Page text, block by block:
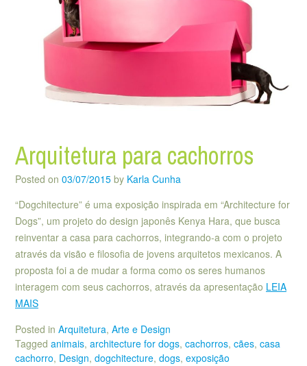
Arquitetura para cachorros
Posted on 03/07/2015 by Karla Cunha
“Dogchitecture” é uma exposição inspirada em “Architecture for
Dogs”, um projeto do design japonês Kenya Hara, que busca
reinventar a casa para cachorros, integrando-a com o projeto
através da visão e filosofia de jovens arquitetos mexicanos. A
proposta foi a de mudar a forma como os seres humanos
interagem com seus cachorros, através da apresentação LEIA
MAIS
Posted in Arquitetura, Arte e Design
Tagged animais, architecture for dogs, cachorros, cães, casa
cachorro, Design, dogchitecture, dogs, exposição